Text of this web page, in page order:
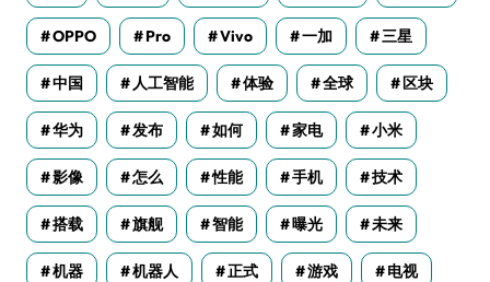
OPPO Pro Vivo 一加 三星
中国 人工智能 体验 全球 区块
华为 发布 如何 家电 小米
影像 怎么 性能 手机 技术
搭载 旗舰 智能 曝光 未来
机器 机器人 正式 游戏 电视